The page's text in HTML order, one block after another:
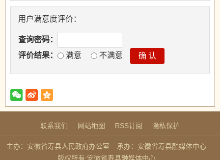
用户满意度评价：
查询密码：
评价结果：
满意 不满意
联系我们 网站地图 RSS订阅 隐私保护
主办：安徽省寿县人民政府办公室
承办：安徽省寿县融媒体中心
版权所有:安徽省寿县融媒体中心